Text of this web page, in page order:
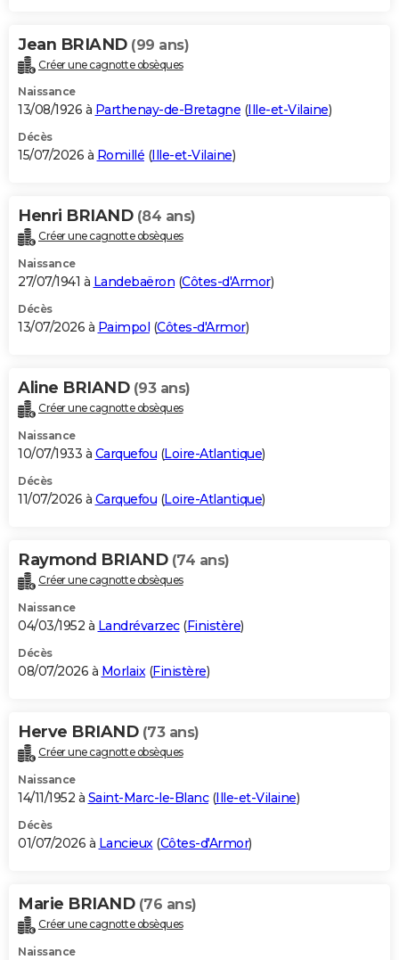
Jean BRIAND (99 ans)
Créer une cagnotte obsèques
Naissance
13/08/1926 à Parthenay-de-Bretagne (Ille-et-Vilaine)
Décès
15/07/2026 à Romillé (Ille-et-Vilaine)
Henri BRIAND (84 ans)
Créer une cagnotte obsèques
Naissance
27/07/1941 à Landebaëron (Côtes-d'Armor)
Décès
13/07/2026 à Paimpol (Côtes-d'Armor)
Aline BRIAND (93 ans)
Créer une cagnotte obsèques
Naissance
10/07/1933 à Carquefou (Loire-Atlantique)
Décès
11/07/2026 à Carquefou (Loire-Atlantique)
Raymond BRIAND (74 ans)
Créer une cagnotte obsèques
Naissance
04/03/1952 à Landrévarzec(Finistère)
Décès
08/07/2026 à Morlaix(Finistère)
Herve BRIAND (73 ans)
Créer une cagnotte obsèques
Naissance
14/11/1952 à Saint-Marc-le-Blanc(Ille-et-Vilaine)
Décès
01/07/2026 à Lancieux(Côtes-d'Armor)
Marie BRIAND (76 ans)
Créer une cagnotte obsèques
Naissance